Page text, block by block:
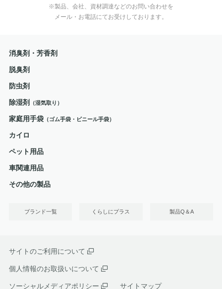
※製品、会社、資材調達などのお問い合わせを
メール・お電話にてお受けしております。
消臭剤・芳香剤
脱臭剤
防虫剤
除湿剤 （湿気取り）
家庭用手袋（ゴム手袋・ビニール手袋）
カイロ
ペット用品
車関連用品
その他の製品
ブランド一覧 くらしにプラス 製品Q＆A
サイトのご利用について
個人情報のお取扱いについて
ソーシャルメディアポリシー サイトマップ